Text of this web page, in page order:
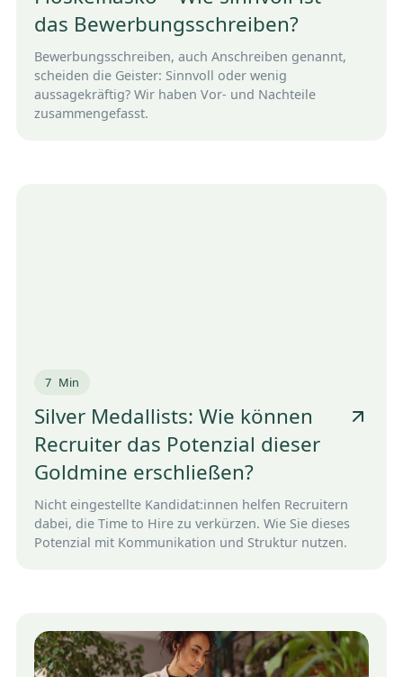
das Bewerbungsschreiben?
Bewerbungsschreiben, auch Anschreiben genannt,
scheiden die Geister: Sinnvoll oder wenig
aussagekräftig? Wir haben Vor- und Nachteile
zusammengefasst.
7 Min
Silver Medallists: Wie können
Recruiter das Potenzial dieser
Goldmine erschließen?
Nicht eingestellte Kandidat:innen helfen Recruitern
dabei, die Time to Hire zu verkürzen. Wie Sie dieses
Potenzial mit Kommunikation und Struktur nutzen.